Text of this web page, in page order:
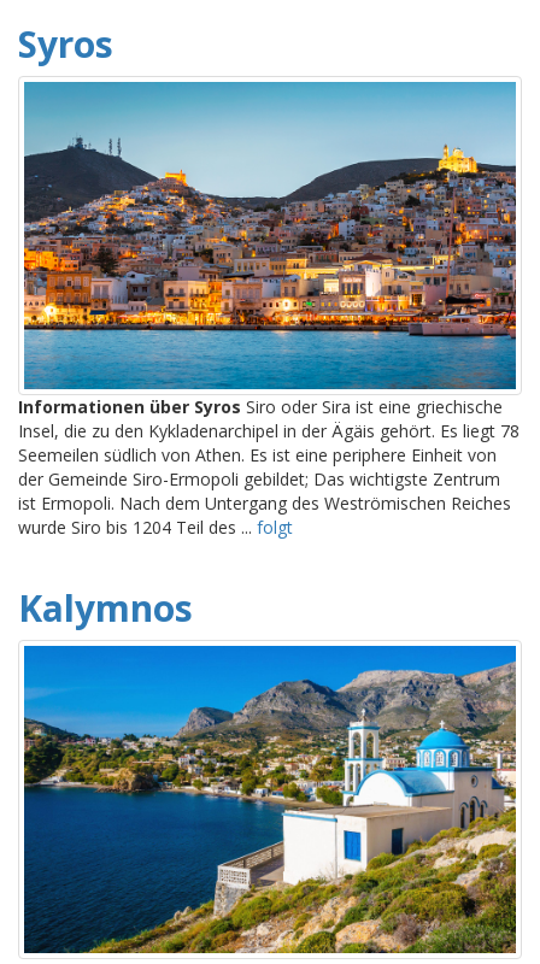
Syros
Informationen über Syros Siro oder Sira ist eine griechische
Insel, die zu den Kykladenarchipel in der Ägäis gehört. Es liegt 78
Seemeilen südlich von Athen. Es ist eine periphere Einheit von
der Gemeinde Siro-Ermopoli gebildet; Das wichtigste Zentrum
ist Ermopoli. Nach dem Untergang des Weströmischen Reiches
wurde Siro bis 1204 Teil des ... folgt
Kalymnos